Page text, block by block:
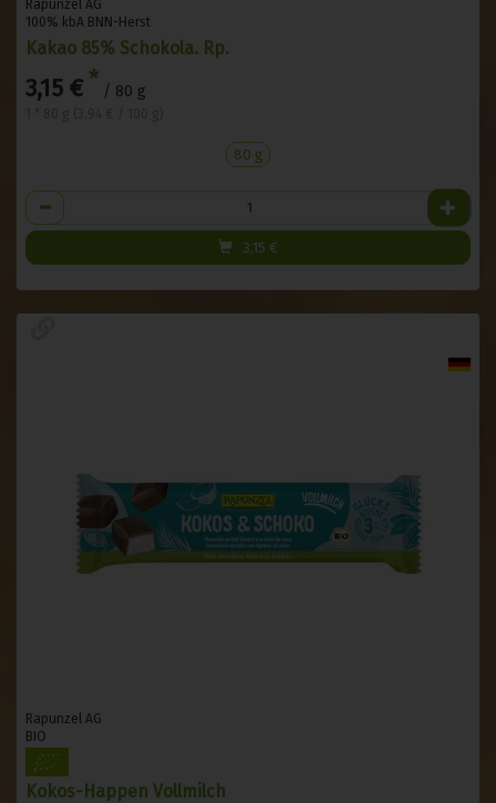
Rapunzel AG
100% kbA BNN-Herst
Kakao 85% Schokola. Rp.
3,15 € * / 80 g
80 g
Anzahl
3,15 €
Rapunzel AG
BIO
Kokos-Happen Vollmilch